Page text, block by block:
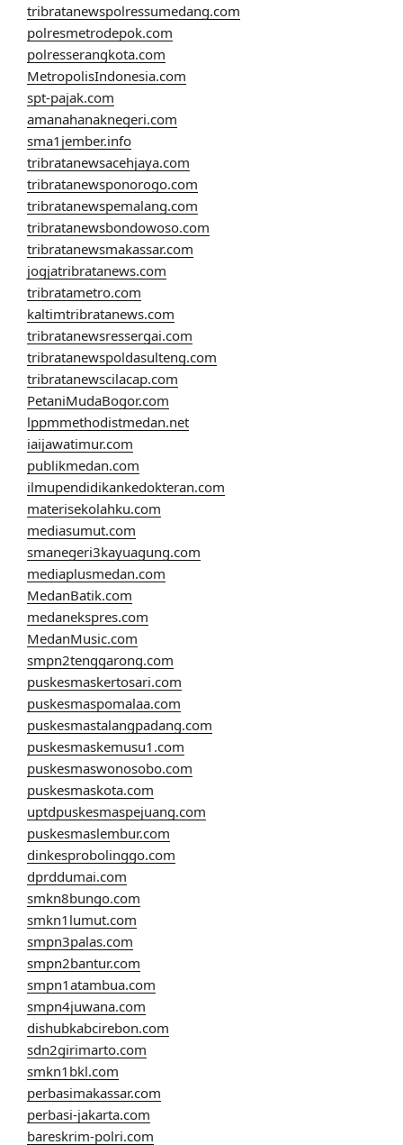
tribratanewspolressumedang.com
polresmetrodepok.com
polresserangkota.com
MetropolisIndonesia.com
spt-pajak.com
amanahanaknegeri.com
sma1jember.info
tribratanewsacehjaya.com
tribratanewsponorogo.com
tribratanewspemalang.com
tribratanewsbondowoso.com
tribratanewsmakassar.com
jogjatribratanews.com
tribratametro.com
kaltimtribratanews.com
tribratanewsressergai.com
tribratanewspoldasulteng.com
tribratanewscilacap.com
PetaniMudaBogor.com
lppmmethodistmedan.net
iaijawatimur.com
publikmedan.com
ilmupendidikankedokteran.com
materisekolahku.com
mediasumut.com
smanegeri3kayuagung.com
mediaplusmedan.com
MedanBatik.com
medanekspres.com
MedanMusic.com
smpn2tenggarong.com
puskesmaskertosari.com
puskesmaspomalaa.com
puskesmastalangpadang.com
puskesmaskemusu1.com
puskesmaswonosobo.com
puskesmaskota.com
uptdpuskesmaspejuang.com
puskesmaslembur.com
dinkesprobolinggo.com
dprddumai.com
smkn8bungo.com
smkn1lumut.com
smpn3palas.com
smpn2bantur.com
smpn1atambua.com
smpn4juwana.com
dishubkabcirebon.com
sdn2girimarto.com
smkn1bkl.com
perbasimakassar.com
perbasi-jakarta.com
bareskrim-polri.com